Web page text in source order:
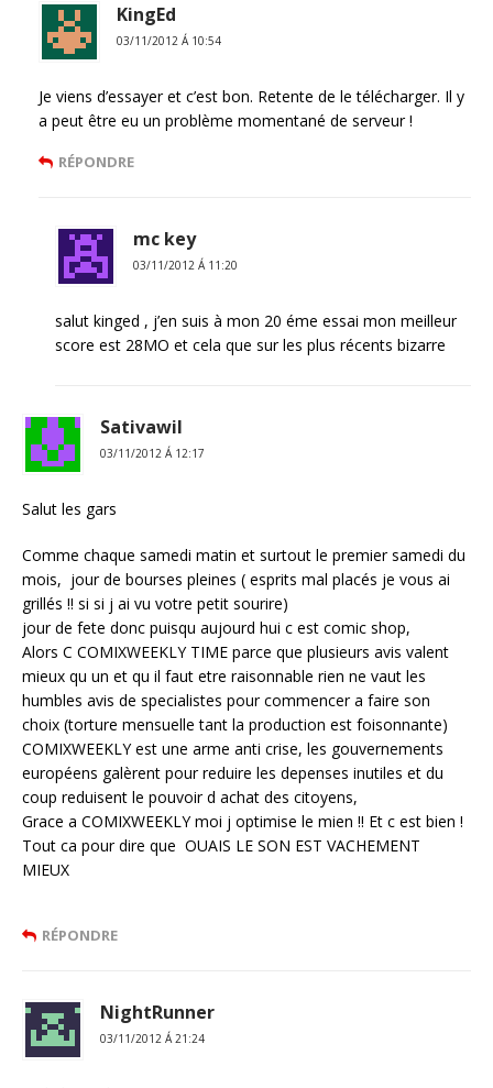
KingEd
03/11/2012 Á 10:54
Je viens d’essayer et c’est bon. Retente de le télécharger. Il y
a peut être eu un problème momentané de serveur !
RÉPONDRE
mc key
03/11/2012 Á 11:20
salut kinged , j’en suis à mon 20 éme essai mon meilleur
score est 28MO et cela que sur les plus récents bizarre
Sativawil
03/11/2012 Á 12:17
Salut les gars
Comme chaque samedi matin et surtout le premier samedi du
mois, jour de bourses pleines ( esprits mal placés je vous ai
grillés !! si si j ai vu votre petit sourire)
jour de fete donc puisqu aujourd hui c est comic shop,
Alors C COMIXWEEKLY TIME parce que plusieurs avis valent
mieux qu un et qu il faut etre raisonnable rien ne vaut les
humbles avis de specialistes pour commencer a faire son
choix (torture mensuelle tant la production est foisonnante)
COMIXWEEKLY est une arme anti crise, les gouvernements
européens galèrent pour reduire les depenses inutiles et du
coup reduisent le pouvoir d achat des citoyens,
Grace a COMIXWEEKLY moi j optimise le mien !! Et c est bien !
Tout ca pour dire que OUAIS LE SON EST VACHEMENT
MIEUX
RÉPONDRE
NightRunner
03/11/2012 Á 21:24